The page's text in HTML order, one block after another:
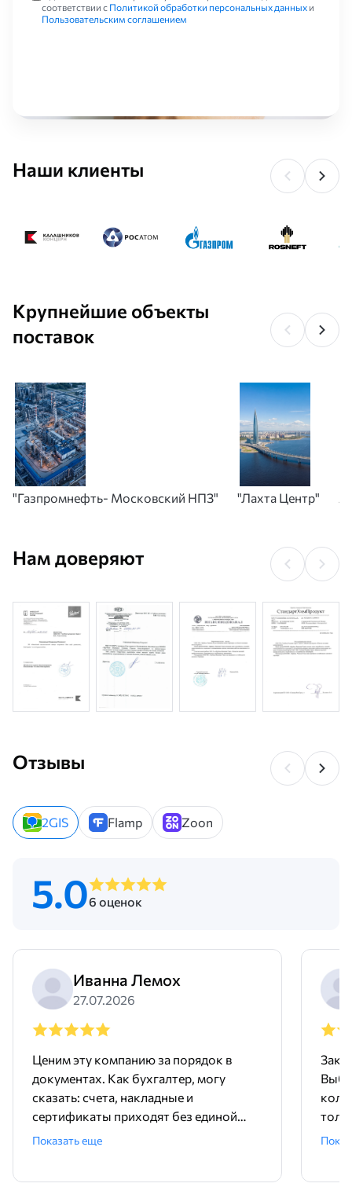
соответствии с Политикой обработки персональных данных и
Пользовательским соглашением
Наши клиенты
Крупнейшие объекты
поставок
"Газпромнефть- Московский НПЗ" "Лахта Центр"
Нам доверяют
Отзывы
2GIS Flamp Zoon
5.06 оценок
Иванна Лемох
27.07.2026
Ценим эту компанию за порядок в
документах. Как бухгалтер, могу
сказать: счета, накладные и
сертификаты приходят без единой
ошибки, все четко и вовремя.
Показать еще